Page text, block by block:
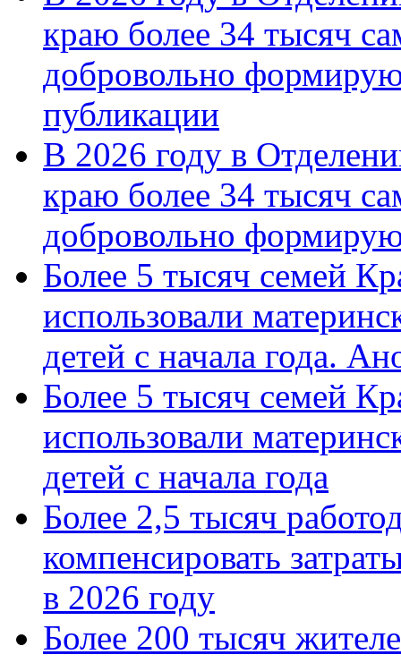
краю более 34 тысяч
добровольно
публикации
В 2026 году в
краю более 34 тысяч
добровольно
Более 5 тысяч семей
использовали
детей с начала года.
Более 5 тысяч семей
использовали
детей с начала года
Более 2,5 тысяч
компенсировать
в 2026 году
Более 200 тысяч